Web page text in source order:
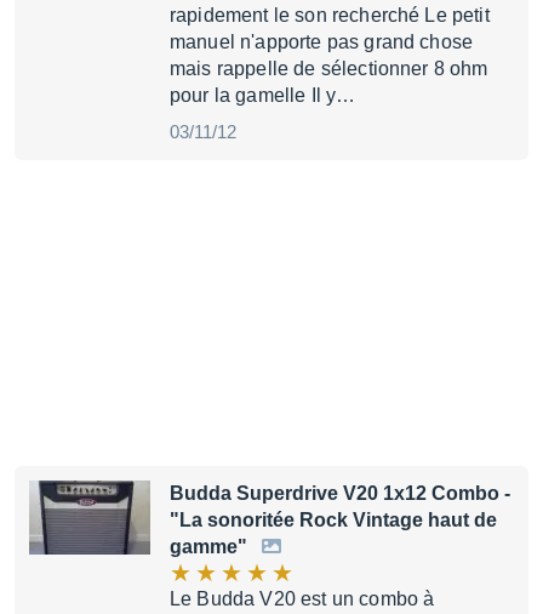
rapidement le son recherché Le petit
manuel n'apporte pas grand chose
mais rappelle de sélectionner 8 ohm
pour la gamelle Il y…
03/11/12
Budda Superdrive V20 1x12 Combo -
"La sonoritée Rock Vintage haut de
gamme"
Le Budda V20 est un combo à